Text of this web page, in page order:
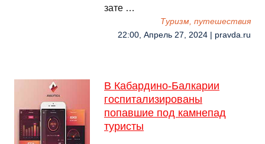
зате …
Туризм, путешествия
22:00, Апрель 27, 2024 | pravda.ru
В Кабардино-Балкарии
госпитализированы
попавшие под камнепад
туристы